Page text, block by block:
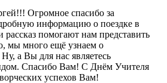
Огромное спасибо за
информацию о поездке в
помогают нам представить
мы много ещё узнаем о
а Вы для нас являетесь
Спасибо Вам! С Днём Учителя
успехов Вам!